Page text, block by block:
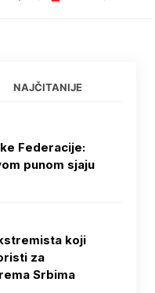
NAJČITANIJE
Federacije:
punom sjaju
koji
za
Srbima